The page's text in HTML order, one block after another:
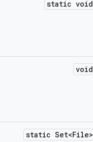
static void
void
static Set<File>